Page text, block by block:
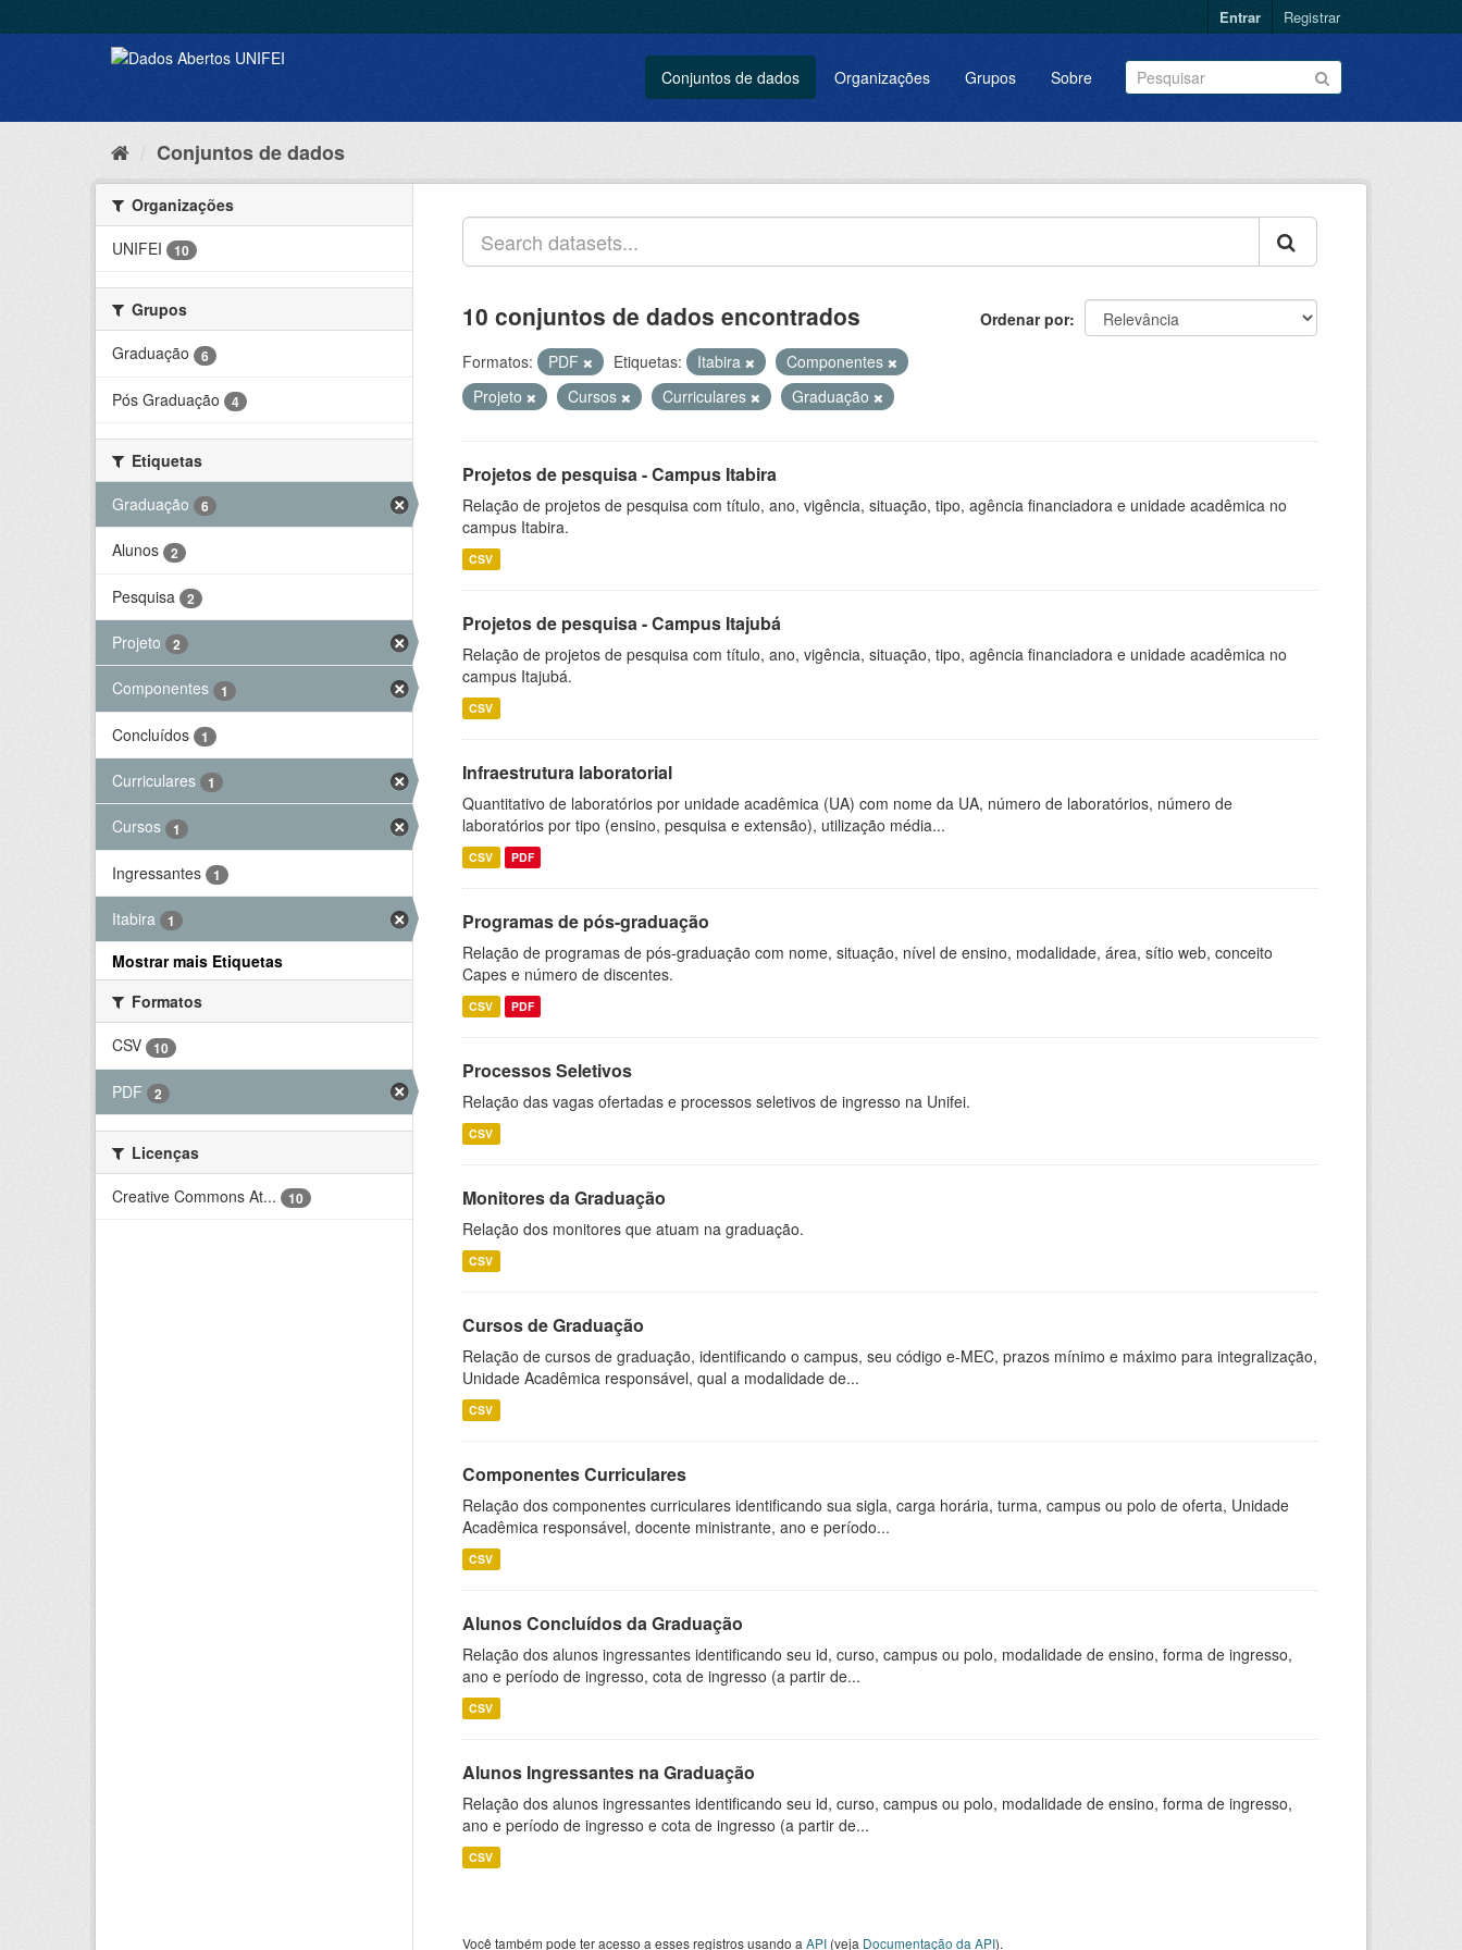
Entrar Registrar
Conjuntos de dados Organizações Grupos Sobre
Conjuntos de dados
Organizações
UNIFEI
10
Grupos
Graduação
6
Pós Graduação 4
Etiquetas
Graduação
6
Alunos 2
Pesquisa 2
Projeto 2
Componentes 1
Concluídos 1
Curriculares 1
Cursos 1
Ingressantes 1
Itabira 1
Mostrar mais Etiquetas
Formatos
CSV
10
PDF 2
Licenças
Creative Commons At...
10
Ordenar por
10 conjuntos de dados encontrados
Formatos: PDF Etiquetas: Itabira
Componentes
Projeto
Cursos Curriculares Graduação
Projetos de pesquisa - Campus Itabira
Relação de projetos de pesquisa com título, ano, vigência, situação, tipo, agência financiadora e unidade acadêmica no
campus Itabira.
CSV
Projetos de pesquisa - Campus Itajubá
Relação de projetos de pesquisa com título, ano, vigência, situação, tipo, agência financiadora e unidade acadêmica no
campus Itajubá.
CSV
Infraestrutura laboratorial
Quantitativo de laboratórios por unidade acadêmica (UA) com nome da UA, número de laboratórios, número de
laboratórios por tipo (ensino, pesquisa e extensão), utilização média...
CSV PDF
Programas de pós-graduação
Relação de programas de pós-graduação com nome, situação, nível de ensino, modalidade, área, sítio web, conceito
Capes e número de discentes.
CSV PDF
Processos Seletivos
Relação das vagas ofertadas e processos seletivos de ingresso na Unifei.
CSV
Monitores da Graduação
Relação dos monitores que atuam na graduação.
CSV
Cursos de Graduação
Relação de cursos de graduação, identificando o campus, seu código e-MEC, prazos mínimo e máximo para integralização,
Unidade Acadêmica responsável, qual a modalidade de...
CSV
Componentes Curriculares
Relação dos componentes curriculares identificando sua sigla, carga horária, turma, campus ou polo de oferta, Unidade
Acadêmica responsável, docente ministrante, ano e período...
CSV
Alunos Concluídos da Graduação
Relação dos alunos ingressantes identificando seu id, curso, campus ou polo, modalidade de ensino, forma de ingresso,
ano e período de ingresso, cota de ingresso (a partir de...
CSV
Alunos Ingressantes na Graduação
Relação dos alunos ingressantes identificando seu id, curso, campus ou polo, modalidade de ensino, forma de ingresso,
ano e período de ingresso e cota de ingresso (a partir de...
CSV
Você também pode ter acesso a esses registros usando a API (veja Documentação da API).